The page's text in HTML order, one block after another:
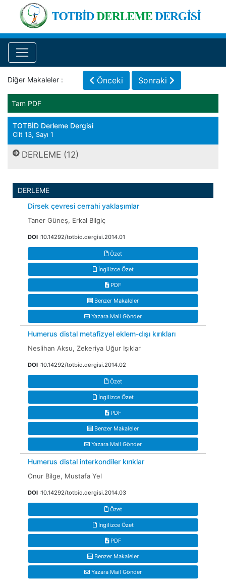
Diğer Makaleler : Önceki Sonraki
Tam PDF
TOTBİD Derleme Dergisi
Cilt 13, Sayı 1
DERLEME (12)
DERLEME
Dirsek çevresi cerrahi yaklaşımlar
Taner Güneş, Erkal Bilgiç
DOI :10.14292/totbid.dergisi.2014.01
Özet
İngilizce Özet
PDF
Benzer Makaleler
Yazara Mail Gönder
Humerus distal metafizyel eklem-dışı kırıkları
Neslihan Aksu, Zekeriya Uğur Işıklar
DOI :10.14292/totbid.dergisi.2014.02
Özet
İngilizce Özet
PDF
Benzer Makaleler
Yazara Mail Gönder
Humerus distal interkondiler kırıklar
Onur Bilge, Mustafa Yel
DOI :10.14292/totbid.dergisi.2014.03
Özet
İngilizce Özet
PDF
Benzer Makaleler
Yazara Mail Gönder